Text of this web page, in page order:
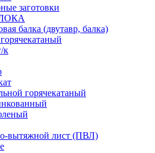
заготовки
балка (двутавр, балка)
к
горячекатаный
вытяжной лист (ПВЛ)